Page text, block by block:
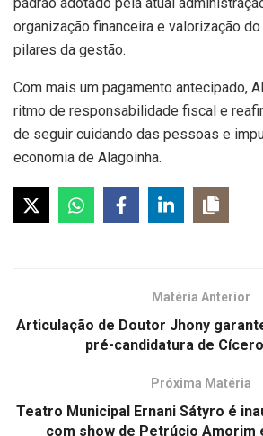
organização financeira e valorização
pilares da gestão.
Com mais um pagamento antecipado,
ritmo de responsabilidade fiscal e
de seguir cuidando das pessoas e
economia de Alagoinha.
Matéria Anterior
Articulação de Doutor Jhony
pré-candidatura de
Próxima Matéria
Teatro Municipal Ernani Sátyro é
com show de Petrúcio Amorim